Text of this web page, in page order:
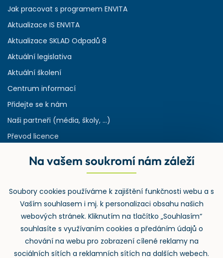
Jak pracovat s programem ENVITA
Aktualizace IS ENVITA
Aktualizace SKLAD Odpadů 8
Aktuální legislativa
Aktuální školení
Centrum informací
Přidejte se k nám
Naši partneři (média, školy, ...)
Převod licence
Rejstřík používaných zkratek v odpadech
Zpětný odběr
Na vašem soukromí nám záleží
Soubory cookies používáme k zajištění funkčnosti webu a s
Vaším souhlasem i mj. k personalizaci obsahu našich
webových stránek. Kliknutím na tlačítko „Souhlasím“
souhlasíte s využívaním cookies a předáním údajů o
chování na webu pro zobrazení cílené reklamy na
sociálních sítích a reklamních sítích na dalších webech.